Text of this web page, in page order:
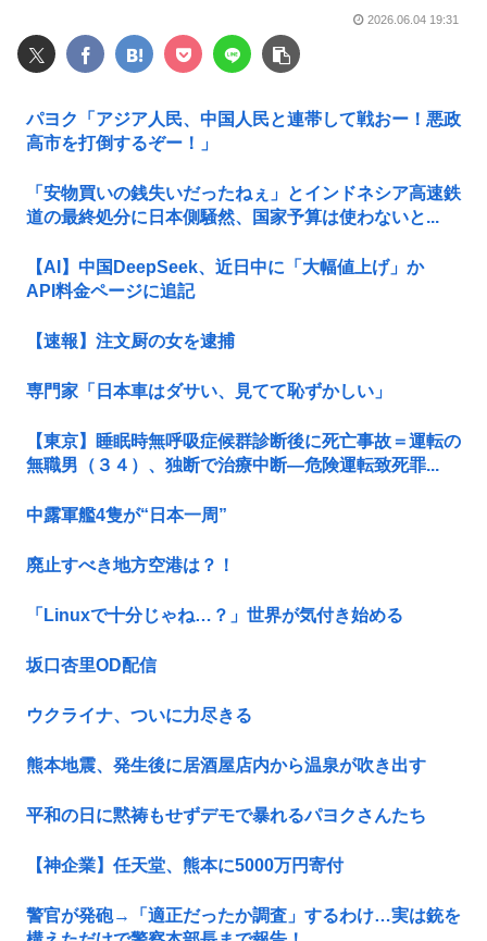
2026.06.04 19:31
パヨク「アジア人民、中国人民と連帯して戦おー！悪政
高市を打倒するぞー！」
「安物買いの銭失いだったねぇ」とインドネシア高速鉄
道の最終処分に日本側騒然、国家予算は使わないと...
【AI】中国DeepSeek、近日中に「大幅値上げ」か
API料金ページに追記
【速報】注文厨の女を逮捕
専門家「日本車はダサい、見てて恥ずかしい」
【東京】睡眠時無呼吸症候群診断後に死亡事故＝運転の
無職男（３４）、独断で治療中断―危険運転致死罪...
中露軍艦4隻が“日本一周”
廃止すべき地方空港は？！
「Linuxで十分じゃね…？」世界が気付き始める
坂口杏里OD配信
ウクライナ、ついに力尽きる
熊本地震、発生後に居酒屋店内から温泉が吹き出す
平和の日に黙祷もせずデモで暴れるパヨクさんたち
【神企業】任天堂、熊本に5000万円寄付
警官が発砲→「適正だったか調査」するわけ…実は銃を